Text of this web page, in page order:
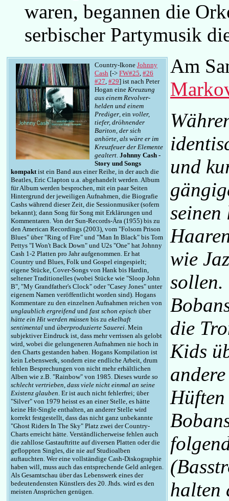
waren, begannen die
serbischer Partymusik
Country-Ikone Johnny
Cash [-> FW#25, #26
#27, #29] ist nach Peter
Hogan eine Kreuzung
aus einem Revolver-
helden und einem
Prediger, ein voller,
tiefer, dröhnender
Bariton, der sich
anhörte, als wäre er im
Kreuzfeuer der Elemente
gealtert. Johnny Cash -
Story und Songs
kompaktist ein Band aus einer Reihe, in der auch die
Beatles, Eric Clapton u.a. abgehandelt werden. Album
für Album werden besprochen, mit ein paar Seiten
Hintergrund der jeweiligen Aufnahmen, die Biografie
Cashs während dieser Zeit, die Sessionmusiker (sofern
bekannt); dann Song für Song mit Erklärungen und
Kommentaren. Von der Sun-Records-Ära (1955) bis zu
den American Recordings (2003), vom "Folsom Prison
Blues" über "Ring of Fire" und "Man In Black" bis Tom
Pettys "I Won't Back Down" und U2s "One" hat Johnny
Cash 1-2 Platten pro Jahr aufgenommen. Er hat
Country und Blues, Folk und Gospel eingespielt;
eigene Stücke, Cover-Songs von Hank bis Hardin,
seltener Traditionelles (wobei Stücke wie "Sloop John
B", "My Grandfather's Clock" oder "Casey Jones" unter
eigenem Namen veröffentlicht worden sind). Hogans
Kommentare zu den einzelnen Aufnahmen reichen von
unglaublich ergreifend und fast schon episch über
hätte ein Hit werden müssen bis zu ekelhaft
sentimental und überproduzierte Sauerei. Mein
subjektiver Eindruck ist, dass mehr verrissen als gelobt
wird, wobei die gelungeneren Aufnahmen nie hoch in
den Charts gestanden haben. Hogans Kompilation ist
kein Lebenswerk, sondern eine endliche Arbeit, drum
fehlen Besprechungen von nicht mehr erhältlichen
Alben wie z.B. "Rainbow" von 1985. Dieses wurde so
schlecht vertrieben, dass viele nicht einmal an seine
Existenz glauben. Er ist auch nicht fehlerfrei; über
"Silver" von 1979 heisst es an einer Stelle, es hätte
keine Hit-Single enthalten, an anderer Stelle wird
korrekt festgestellt, dass das nicht ganz unbekannte
"Ghost Riders In The Sky" Platz zwei der Country-
Charts erreicht hätte. Verständlicherweise fehlen auch
die zahllose Gastauftritte auf diversen Platten oder die
gefloppten Singles, die nie auf Studioalben
auftauchten. Wer eine vollständige Cash-Diskographie
haben will, muss auch das entsprechende Geld anlegen.
Als Gesamtschau über das Lebenswerk eines der
bedeutendensten Künstlers des 20. Jhds. wird es den
meisten Ansprüchen genügen.
Am
und
seinen
wie
die
Kids
Hüften
halten